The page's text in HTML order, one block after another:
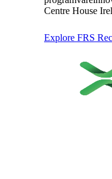
Centre House
Explore FRS